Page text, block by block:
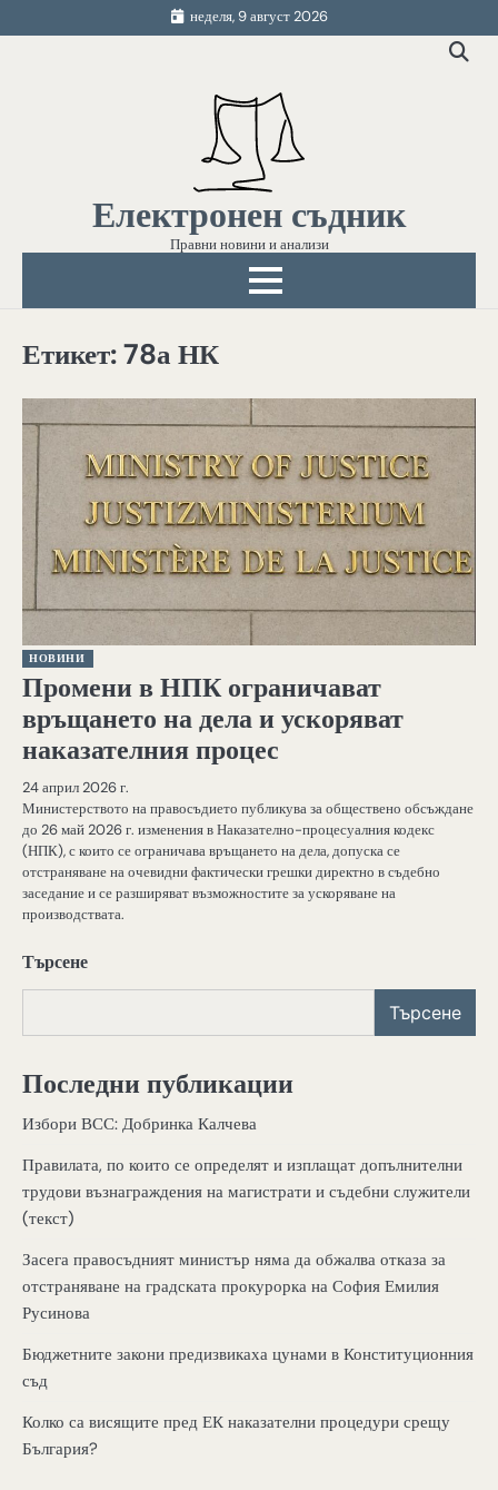
to
неделя, 9 август 2026
Електронен съдник
Правни новини и анализи
Етикет:78а НК
НОВИНИ
Промени в НПК ограничават
връщането на дела и ускоряват
наказателния процес
24 април 2026 г.
Министерството на правосъдието публикува за обществено обсъждане
до 26 май 2026 г. изменения в Наказателно-процесуалния кодекс
(НПК), с които се ограничава връщането на дела, допуска се
отстраняване на очевидни фактически грешки директно в съдебно
заседание и се разширяват възможностите за ускоряване на
производствата.
Търсене
Търсене
Последни публикации
Избори ВСС: Добринка Калчева
Правилата, по които се определят и изплащат допълнителни
трудови възнаграждения на магистрати и съдебни служители
(текст)
Засега правосъдният министър няма да обжалва отказа за
отстраняване на градската прокурорка на София Емилия
Русинова
Бюджетните закони предизвикаха цунами в Конституционния
съд
Колко са висящите пред ЕК наказателни процедури срещу
България?